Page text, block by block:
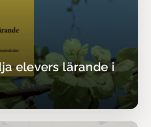
elevers lärande i